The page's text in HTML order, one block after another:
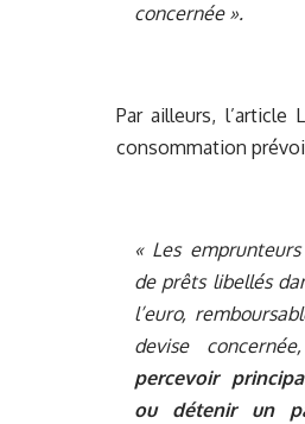
concernée ».
Par ailleurs, l’article
consommation
« Les
de prêts libellés
l’euro,
devise
percevoir
ou détenir un